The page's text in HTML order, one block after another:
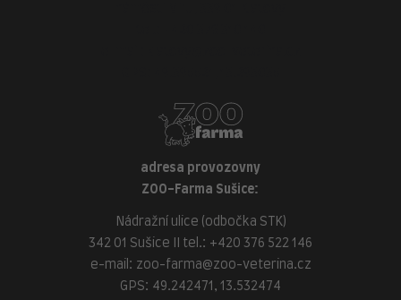
adresa provozovny
ZOO-Farma Sušice:
Nádražní ulice (odbočka STK)
342 01 Sušice II tel.: +420 376 522 146
e-mail: zoo-farma@zoo-veterina.cz
GPS: 49.242471, 13.532474